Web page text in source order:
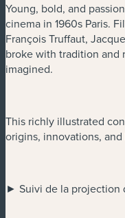
Young, bold, and
cinema in 1960s Paris.
François Truffaut,
broke with tradition and
imagined.
This richly illustrated
origins, innovations,
► Suivi de la projection